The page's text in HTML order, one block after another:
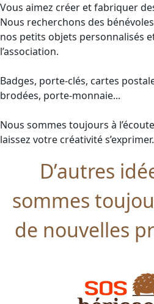
Vous aimez créer et fabriquer
Nous recherchons des
nos petits objets personnalisés
l’association.
Badges, porte-clés, cartes
brodées, porte-monnaie...
Nous sommes toujours à
laissez votre créativité s’exprimer.
D’autres
sommes
de nouvelles